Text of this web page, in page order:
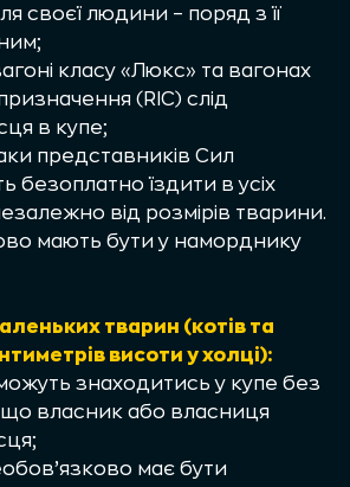
своєї людини – поряд з її
класу «Люкс» та вагонах
(RIC) слід
в купе;
представників Сил
безоплатно їздити в усіх
від розмірів тварини.
мають бути у наморднику
тварин (котів та
висоти у холці):
знаходитись у купе без
власник або власниця
має бути